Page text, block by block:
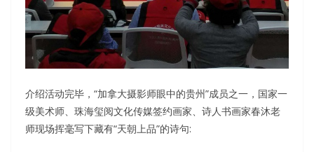
介绍活动完毕，“加拿大摄影师眼中的贵州”成员之一，国家一
级美术师、珠海玺阅文化传媒签约画家、诗人书画家春沐老
师现场挥毫写下藏有“天朝上品”的诗句: